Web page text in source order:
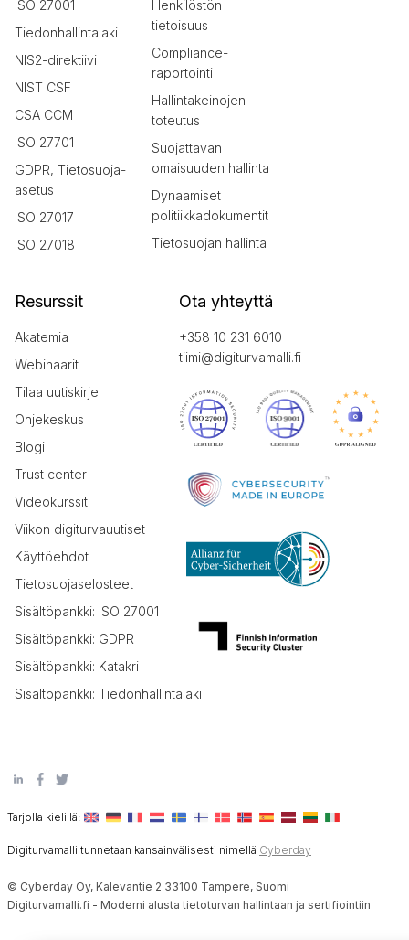
ISO 27001
Tiedonhallintalaki
NIS2-direktiivi
NIST CSF
CSA CCM
ISO 27701
GDPR, Tietosuoja-
asetus
ISO 27017
ISO 27018
Henkilöstön
tietoisuus
Compliance-
raportointi
Hallintakeinojen
toteutus
Suojattavan
omaisuuden hallinta
Dynaamiset
politiikkadokumentit
Tietosuojan hallinta
Resurssit
Akatemia
Webinaarit
Tilaa uutiskirje
Ohjekeskus
Blogi
Trust center
Videokurssit
Viikon digiturvauutiset
Käyttöehdot
Tietosuojaselosteet
Sisältöpankki: ISO 27001
Sisältöpankki: GDPR
Sisältöpankki: Katakri
Sisältöpankki: Tiedonhallintalaki
Ota yhteyttä
+358 10 231 6010
tiimi@digiturvamalli.fi
Tarjolla kielillä:
Digiturvamalli tunnetaan kansainvälisesti nimellä Cyberday
© Cyberday Oy, Kalevantie 2 33100 Tampere, Suomi
Digiturvamalli.fi - Moderni alusta tietoturvan hallintaan ja sertifiointiin